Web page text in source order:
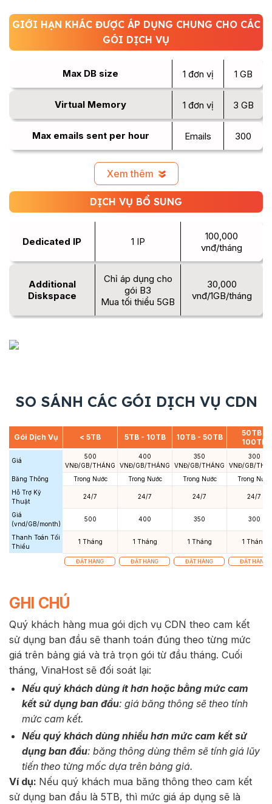
GIỚI HẠN KHÁC ĐƯỢC ÁP DỤNG CHUNG CHO CÁC
GÓI DỊCH VỤ
Max DB size 1 đơn vị 1 GB
Virtual Memory 1 đơn vị 3 GB
Max emails sent per hour Emails 300
Xem thêm
DỊCH VỤ BỔ SUNG
Dedicated IP 1 IP
100,000
vnđ/tháng
Additional
Diskspace
Chỉ áp dụng cho
gói B3
Mua tối thiểu 5GB
30,000
vnđ/1GB/tháng
SO SÁNH CÁC GÓI DỊCH VỤ CDN
Gói Dịch Vụ < 5TB 5TB - 10TB 10TB - 50TB
50TB -
100TB
Giá
500
VNĐ/GB/THÁNG
400
VNĐ/GB/THÁNG
350
VNĐ/GB/THÁNG
300
VNĐ/GB/
Băng Thông
Trong Nước Trong Nước Trong Nước
Trong Nước
Hỗ Trợ Kỹ
Thuật
24/7 24/7 24/7 24/7
Giá
(vnd/GB/month)
500 400 350 300
Thanh Toán Tối
Thiểu
1 Tháng 1 Tháng 1 Tháng 1 Tháng
ĐẶT HÀNG ĐẶT HÀNG ĐẶT HÀNG ĐẶT HÀNG
GHI CHÚ
Quý khách hàng mua gói dịch vụ CDN theo cam kết
sử dụng ban đầu sẽ thanh toán đúng theo từng mức
giá trên bảng giá và trả trọn gói từ đầu tháng. Cuối
tháng, VinaHost sẽ đối soát lại:
Nếu quý khách dùng ít hơn hoặc bằng mức cam
kết sử dụng ban đầu: giá băng thông sẽ theo tính
mức cam kết.
Nếu quý khách dùng nhiều hơn mức cam kết sử
dụng ban đầu: băng thông dùng thêm sẽ tính giá lũy
tiến theo từng mốc dựa trên bảng giá.
Ví dụ: Nếu quý khách mua băng thông theo cam kết
sử dụng ban đầu là 5TB, thì mức giá áp dụng sẽ là